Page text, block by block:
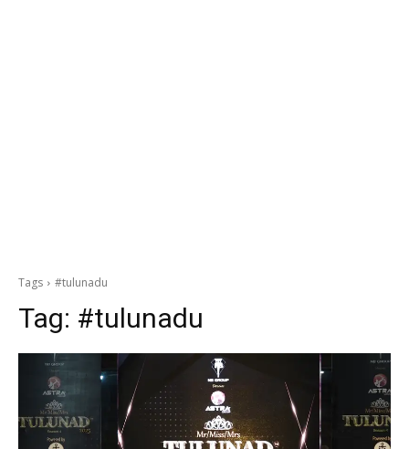
Tags #tulunadu
Tag: #tulunadu